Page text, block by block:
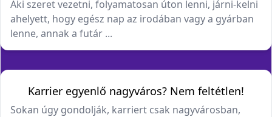
Aki szeret vezetni, folyamatosan úton lenni, járni-kelni
ahelyett, hogy egész nap az irodában vagy a gyárban
lenne, annak a futár ...
Karrier egyenlő nagyváros? Nem feltétlen!
Sokan úgy gondolják, karriert csak nagyvárosban,